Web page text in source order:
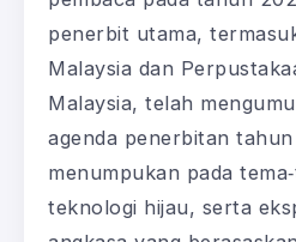
penerbit utama,
Malaysia dan
Malaysia, telah
agenda penerbitan
menumpukan pada
teknologi hijau, serta